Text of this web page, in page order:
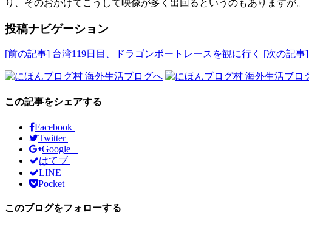
り、そのおかげてこうして映像が多く出回るというのもありますが。
投稿ナビゲーション
[前の記事] 台湾119日目、ドラゴンボートレースを観に行く [次の記事]
この記事をシェアする
Facebook
Twitter
Google+
はてブ
LINE
Pocket
このブログをフォローする